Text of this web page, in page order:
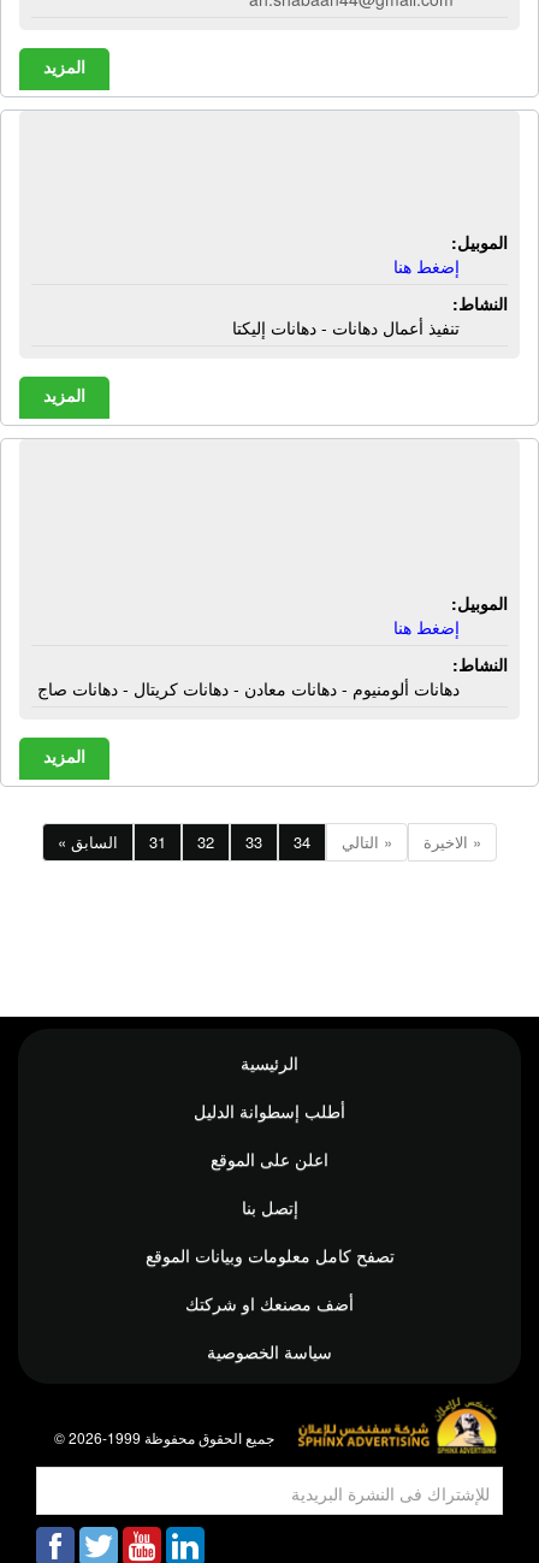
المزيد
الموبيل:
إضغط هنا
النشاط:
تنفيذ أعمال دهانات - دهانات إليكتا
المزيد
الموبيل:
إضغط هنا
النشاط:
دهانات ألومنيوم - دهانات معادن - دهانات كريتال - دهانات صاج
المزيد
« السابق 31 32 33 34 التالي » الاخيرة »
الرئيسية
أطلب إسطوانة الدليل
اعلن على الموقع
إتصل بنا
تصفح كامل معلومات وبيانات الموقع
أضف مصنعك او شركتك
سياسة الخصوصية
© جميع الحقوق محفوظة 1999-2026